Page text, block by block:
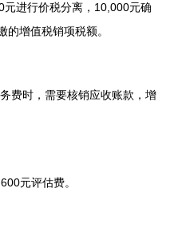
元进行价税分离，10,000元确
增值税销项税额。
费时，需要核销应收账款，增
元评估费。